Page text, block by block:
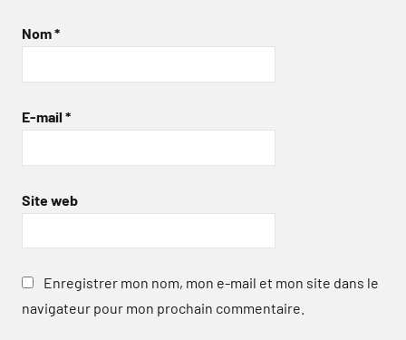
Nom*
E-mail *
Site web
Enregistrer mon nom, mon e-mail et mon site dans le
navigateur pour mon prochain commentaire.